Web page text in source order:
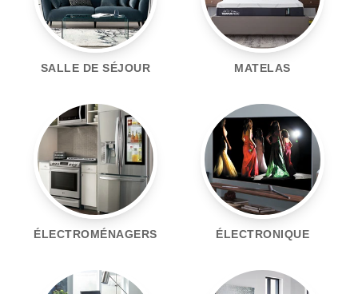
SALLE DE SÉJOUR MATELAS
ÉLECTROMÉNAGERS ÉLECTRONIQUE